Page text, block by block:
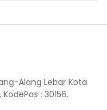
Alang Lebar Kota
: 30156.